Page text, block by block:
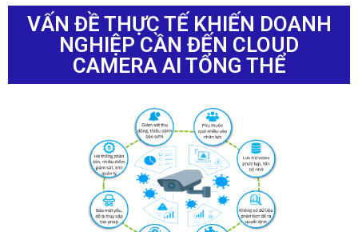
VẤN ĐỀ THỰC TẾ KHIẾN DOANH
NGHIỆP CẦN ĐẾN CLOUD
CAMERA AI TỔNG THỂ